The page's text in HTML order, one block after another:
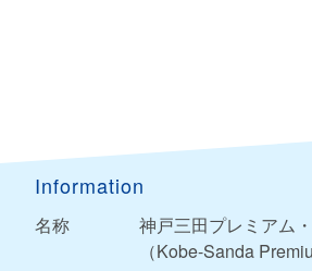
Information
名称
神戸三田プレミアム
（Kobe-Sanda